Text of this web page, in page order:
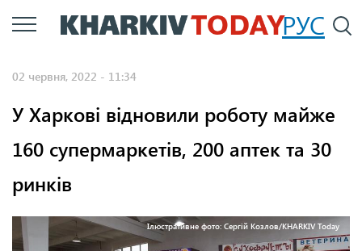
Перейти
до
РУС
02 червня, 2022 - 11:34
У Харкові відновили роботу майже
160 супермаркетів, 200 аптек та 30
ринків
Ілюстративне фото: Сергій Козлов/KHARKIV Today